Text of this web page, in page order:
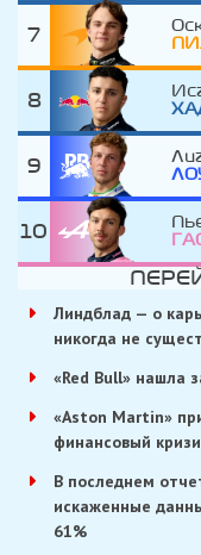
7
8
9
10
Линдблад — о
никогда не
«Red Bull» нашла
«Aston Martin»
финансовый
В последнем
искаженные
61%